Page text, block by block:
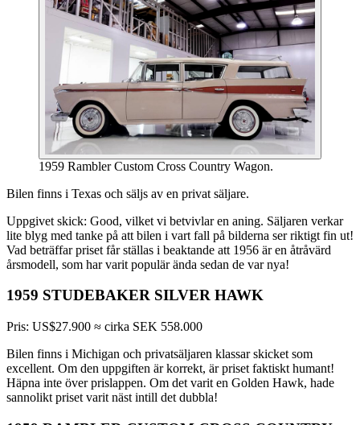
1959 Rambler Custom Cross Country Wagon.
Bilen finns i Texas och säljs av en privat säljare.
Uppgivet skick: Good, vilket vi betvivlar en aning. Säljaren verkar
lite blyg med tanke på att bilen i vart fall på bilderna ser riktigt fin ut!
Vad beträffar priset får ställas i beaktande att 1956 är en åtråvärd
årsmodell, som har varit populär ända sedan de var nya!
1959 STUDEBAKER SILVER HAWK
Pris: US$27.900 ≈ cirka SEK 558.000
Bilen finns i Michigan och privatsäljaren klassar skicket som
excellent. Om den uppgiften är korrekt, är priset faktiskt humant!
Häpna inte över prislappen. Om det varit en Golden Hawk, hade
sannolikt priset varit näst intill det dubbla!